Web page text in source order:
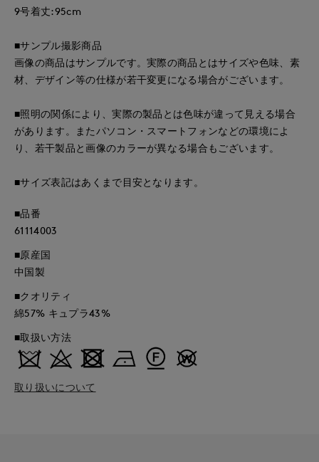
9号着丈:95cm
■サンプル撮影商品
画像の商品はサンプルです。実際の商品とはサイズや色味、素
材、デザイン等の仕様が若干変更になる場合がございます。
■照明の関係により、実際の製品とは色味が違って見える場合
があります。またパソコン・スマートフォンなどの環境によ
り、若干製品と画像のカラーが異なる場合もございます。
■サイズ表記はあくまで目安となります。
■品番
61114003
■原産国
中国製
■クオリティ
綿57% キュプラ43%
■取扱い方法
取り扱いについて